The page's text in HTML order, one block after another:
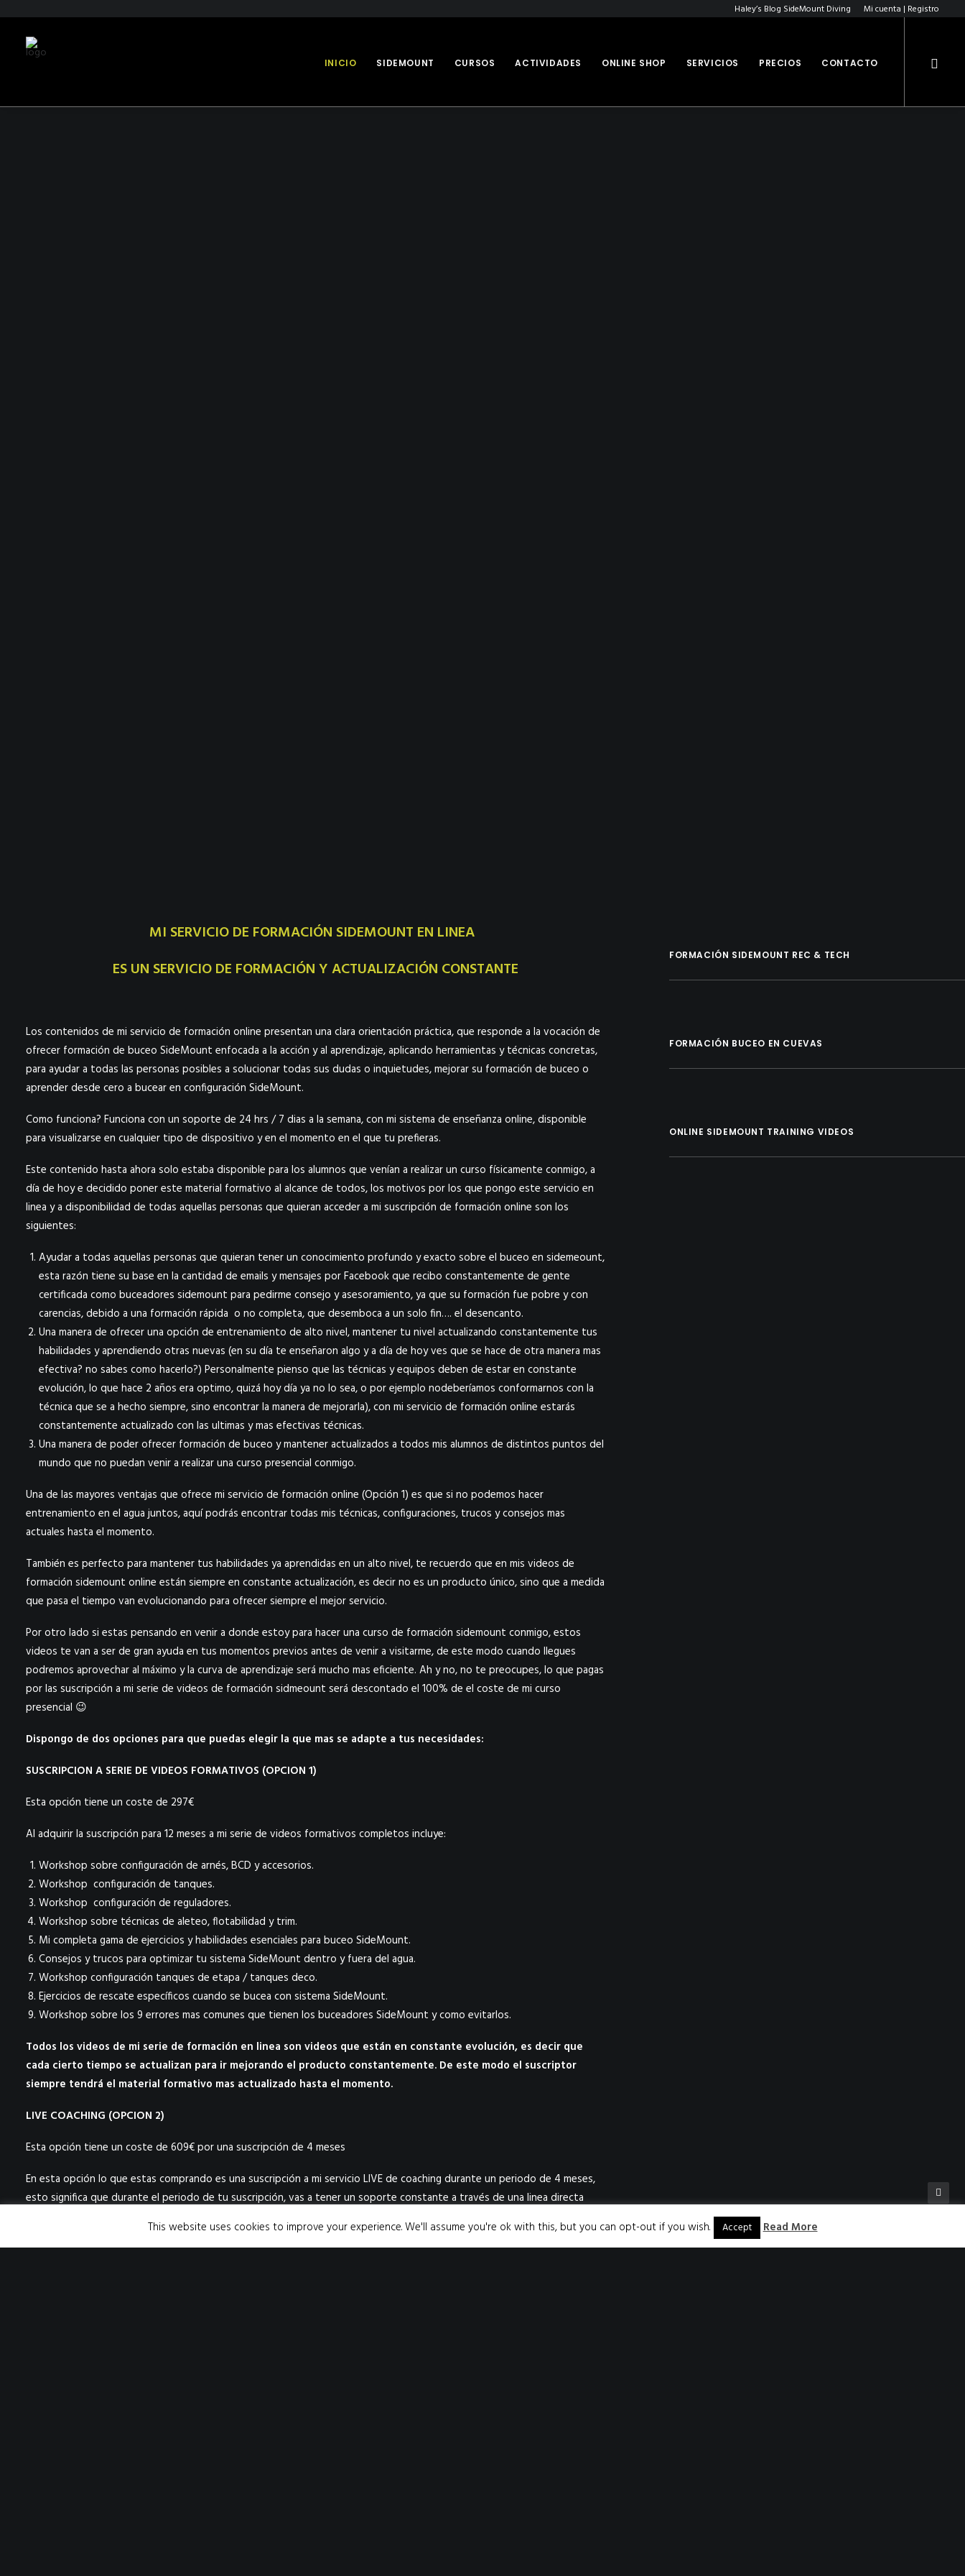
Haley’s Blog SideMount Diving Mi cuenta | Registro
INICIO SIDEMOUNT CURSOS ACTIVIDADES ONLINE SHOP SERVICIOS PRECIOS CONTACTO
MI SERVICIO DE FORMACIÓN SIDEMOUNT EN LINEA
ES UN SERVICIO DE FORMACIÓN Y ACTUALIZACIÓN CONSTANTE
Los contenidos de mi servicio de formación online presentan una clara orientación práctica, que responde a la vocación de
ofrecer formación de buceo SideMount enfocada a la acción y al aprendizaje, aplicando herramientas y técnicas concretas,
para ayudar a todas las personas posibles a solucionar todas sus dudas o inquietudes, mejorar su formación de buceo o
aprender desde cero a bucear en configuración SideMount.
Como funciona? Funciona con un soporte de 24 hrs / 7 dias a la semana, con mi sistema de enseñanza online, disponible
para visualizarse en cualquier tipo de dispositivo y en el momento en el que tu prefieras.
Este contenido hasta ahora solo estaba disponible para los alumnos que venían a realizar un curso físicamente conmigo, a
día de hoy e decidido poner este material formativo al alcance de todos, los motivos por los que pongo este servicio en
linea y a disponibilidad de todas aquellas personas que quieran acceder a mi suscripción de formación online son los
siguientes:
Ayudar a todas aquellas personas que quieran tener un conocimiento profundo y exacto sobre el buceo en sidemeount,
esta razón tiene su base en la cantidad de emails y mensajes por Facebook que recibo constantemente de gente
certificada como buceadores sidemount para pedirme consejo y asesoramiento, ya que su formación fue pobre y con
carencias, debido a una formación rápida o no completa, que desemboca a un solo fin…. el desencanto.
Una manera de ofrecer una opción de entrenamiento de alto nivel, mantener tu nivel actualizando constantemente tus
habilidades y aprendiendo otras nuevas (en su día te enseñaron algo y a día de hoy ves que se hace de otra manera mas
efectiva? no sabes como hacerlo?) Personalmente pienso que las técnicas y equipos deben de estar en constante
evolución, lo que hace 2 años era optimo, quizá hoy día ya no lo sea, o por ejemplo nodeberíamos conformarnos con la
técnica que se a hecho siempre, sino encontrar la manera de mejorarla), con mi servicio de formación online estarás
constantemente actualizado con las ultimas y mas efectivas técnicas.
Una manera de poder ofrecer formación de buceo y mantener actualizados a todos mis alumnos de distintos puntos del
mundo que no puedan venir a realizar una curso presencial conmigo.
Una de las mayores ventajas que ofrece mi servicio de formación online (Opción 1) es que si no podemos hacer
entrenamiento en el agua juntos, aquí podrás encontrar todas mis técnicas, configuraciones, trucos y consejos mas
actuales hasta el momento.
También es perfecto para mantener tus habilidades ya aprendidas en un alto nivel, te recuerdo que en mis videos de
formación sidemount online están siempre en constante actualización, es decir no es un producto único, sino que a medida
que pasa el tiempo van evolucionando para ofrecer siempre el mejor servicio.
Por otro lado si estas pensando en venir a donde estoy para hacer una curso de formación sidemount conmigo, estos
videos te van a ser de gran ayuda en tus momentos previos antes de venir a visitarme, de este modo cuando llegues
podremos aprovechar al máximo y la curva de aprendizaje será mucho mas eficiente. Ah y no, no te preocupes, lo que pagas
por las suscripción a mi serie de videos de formación sidmeount será descontado el 100% de el coste de mi curso
presencial 😉
Dispongo de dos opciones para que puedas elegir la que mas se adapte a tus necesidades:
SUSCRIPCION A SERIE DE VIDEOS FORMATIVOS (OPCION 1)
Esta opción tiene un coste de 297€
Al adquirir la suscripción para 12 meses a mi serie de videos formativos completos incluye:
Workshop sobre configuración de arnés, BCD y accesorios.
Workshop configuración de tanques.
Workshop configuración de reguladores.
Workshop sobre técnicas de aleteo, flotabilidad y trim.
Mi completa gama de ejercicios y habilidades esenciales para buceo SideMount.
Consejos y trucos para optimizar tu sistema SideMount dentro y fuera del agua.
Workshop configuración tanques de etapa / tanques deco.
Ejercicios de rescate específicos cuando se bucea con sistema SideMount.
Workshop sobre los 9 errores mas comunes que tienen los buceadores SideMount y como evitarlos.
Todos los videos de mi serie de formación en linea son videos que están en constante evolución, es decir que
cada cierto tiempo se actualizan para ir mejorando el producto constantemente. De este modo el suscriptor
siempre tendrá el material formativo mas actualizado hasta el momento.
LIVE COACHING (OPCION 2)
Esta opción tiene un coste de 609€ por una suscripción de 4 meses
En esta opción lo que estas comprando es una suscripción a mi servicio LIVE de coaching durante un periodo de 4 meses,
esto significa que durante el periodo de tu suscripción, vas a tener un soporte constante a través de una linea directa
libre a todos mis videos de formación online. La idea de este servicio es que estableciendo un horario y un tiempo
FORMACIÓN SIDEMOUNT REC & TECH
FORMACIÓN BUCEO EN CUEVAS
ONLINE SIDEMOUNT TRAINING VIDEOS
This website uses cookies to improve your experience. We'll assume you're ok with this, but you can opt-out if you wish. Accept Read More